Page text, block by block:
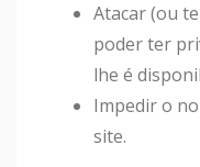
Atacar (ou
poder ter
lhe é
Impedir o
site.